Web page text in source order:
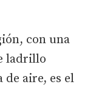
con una
ladrillo
de aire, es el